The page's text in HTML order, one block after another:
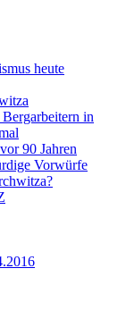
heute
in
90 Jahren
Vorwürfe